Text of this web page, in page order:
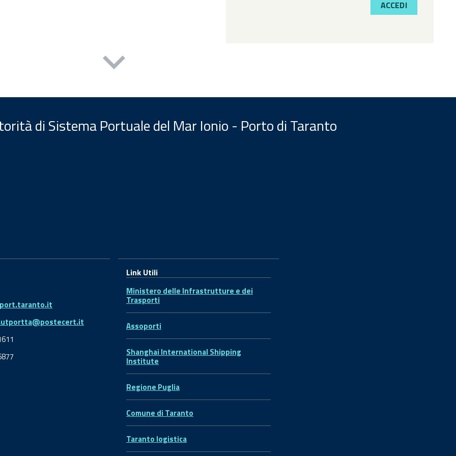
ACCEDI
di Sistema Portuale del Mar Ionio - Porto di Taranto
Link Utili
Ministero delle Infrastrutture e dei
Trasporti
Assoporti
Shanghai International Shipping
Institute
Regione Puglia
Comune di Taranto
Taranto logistica